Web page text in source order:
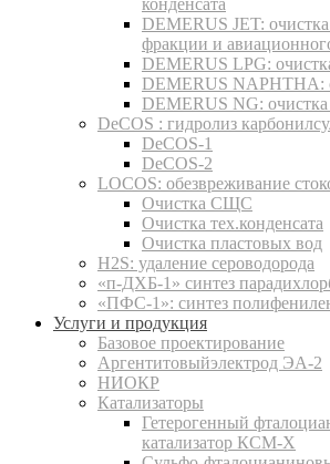
конденсата
DEMERUS JET:
фракции и
DEMERUS LPG:
DEMERUS NAPHTHA:
DEMERUS NG: очистка
DeCOS : гидролиз
DeCOS-1
DeCOS-2
LOCOS: обезвреживание
Очистка СЩС
Очистка тех.конденсата
Очистка пластовых вод
H2S: удаление сероводорода
«п-ДХБ-1» синтез
«ПФС-1»: синтез
Услуги и продукция
Базовое проектирование
Аргентитовыйэлектрод ЭА-2
НИОКР
Катализаторы
Гетерогенный
катализатор КСМ-Х